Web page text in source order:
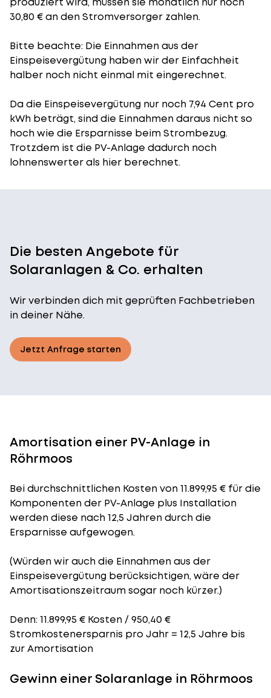
30,80 € an den Stromversorger zahlen.
Bitte beachte: Die Einnahmen aus der
Einspeisevergütung haben wir der Einfachheit
halber noch nicht einmal mit eingerechnet.
Da die Einspeisevergütung nur noch 7,94 Cent pro
kWh beträgt, sind die Einnahmen daraus nicht so
hoch wie die Ersparnisse beim Strombezug.
Trotzdem ist die PV-Anlage dadurch noch
lohnenswerter als hier berechnet.
Die besten Angebote für
Solaranlagen & Co. erhalten
Wir verbinden dich mit geprüften Fachbetrieben
in deiner Nähe.
Jetzt Anfrage starten
Amortisation einer PV-Anlage in
Röhrmoos
Bei durchschnittlichen Kostenvon 11.899,95 € für die
Komponenten der PV-Anlage plus Installation
werden diese nach 12,5 Jahren durch die
Ersparnisse aufgewogen.
(Würden wir auch die Einnahmen aus der
Einspeisevergütung berücksichtigen, wäre der
Amortisationszeitraumsogar noch kürzer.)
Denn: 11.899,95 € Kosten / 950,40 €
Stromkostenersparnis pro Jahr = 12,5 Jahre bis
zur Amortisation
Gewinn einer Solaranlage in Röhrmoos